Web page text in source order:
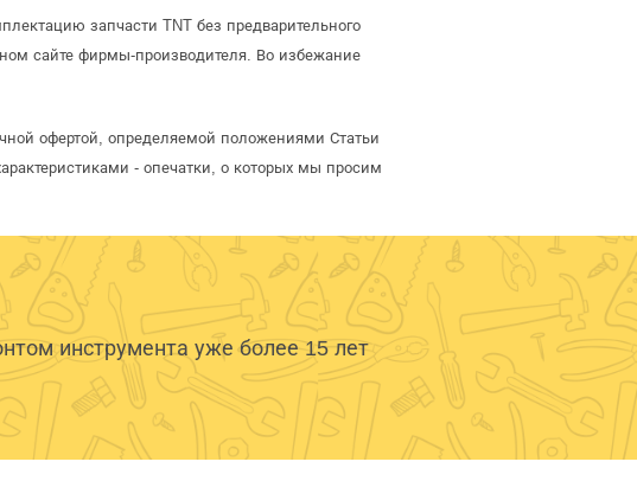
запчасти TNT без предварительного
сайте фирмы-производителя. Во избежание
офертой, определяемой положениями Статьи
- опечатки, о которых мы просим
инструмента уже более 15 лет